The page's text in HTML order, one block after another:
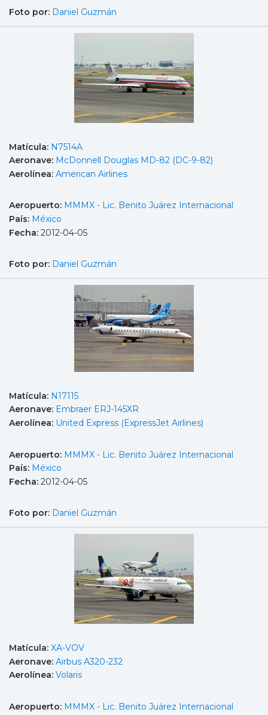
Foto por: Daniel Guzmán
Matícula: N7514A
Aeronave: McDonnell Douglas MD-82 (DC-9-82)
Aerolínea: American Airlines
Aeropuerto: MMMX - Lic. Benito Juárez Internacional
País: México
Fecha: 2012-04-05
Foto por: Daniel Guzmán
Matícula: N17115
Aeronave: Embraer ERJ-145XR
Aerolínea: United Express (ExpressJet Airlines)
Aeropuerto: MMMX - Lic. Benito Juárez Internacional
País: México
Fecha: 2012-04-05
Foto por: Daniel Guzmán
Matícula: XA-VOV
Aeronave: Airbus A320-232
Aerolínea: Volaris
Aeropuerto: MMMX - Lic. Benito Juárez Internacional